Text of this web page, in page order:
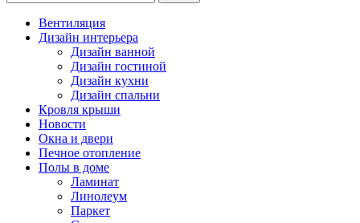
Вентиляция
Дизайн интерьера
Дизайн ванной
Дизайн гостиной
Дизайн кухни
Дизайн спальни
Кровля крыши
Новости
Окна и двери
Печное отопление
Полы в доме
Ламинат
Линолеум
Паркет